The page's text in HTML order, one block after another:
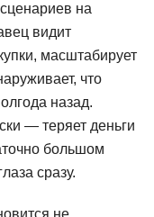
на
видит
масштабирует
что
назад.
— теряет деньги
большом
сразу.
не